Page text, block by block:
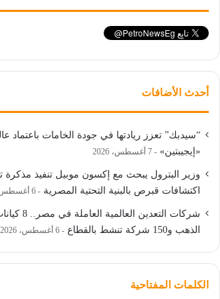
أحدث الأضافات
“سيدبك” تعزز ريادتها في جودة الخامات باعتماد
«إيجيبتين»
7 أغسطس، 2026
وزير البترول يبحث مع إكسون موبيل تنفيذ مذكرة
اكتشافات قبرص بالبنية التحتية المصرية
6 أغسطس، 2026
شركات
الذهب و150 شركة تنشط بالقطاع
6 أغسطس، 2026
الكلمات المفتاحية